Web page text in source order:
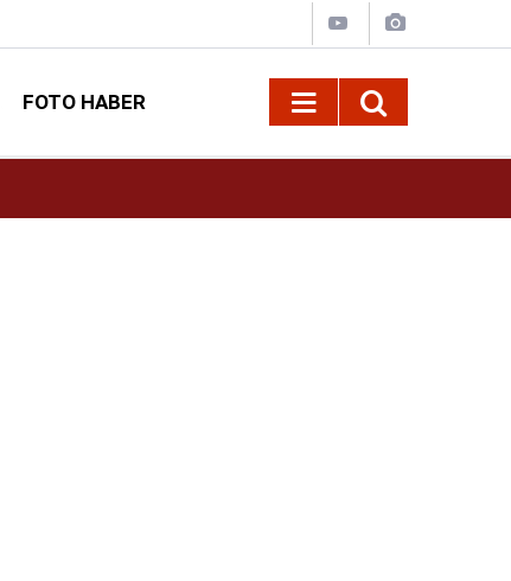
FOTO HABER